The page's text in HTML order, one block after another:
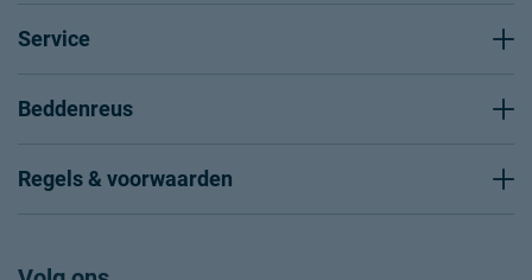
Service
Beddenreus
Regels & voorwaarden